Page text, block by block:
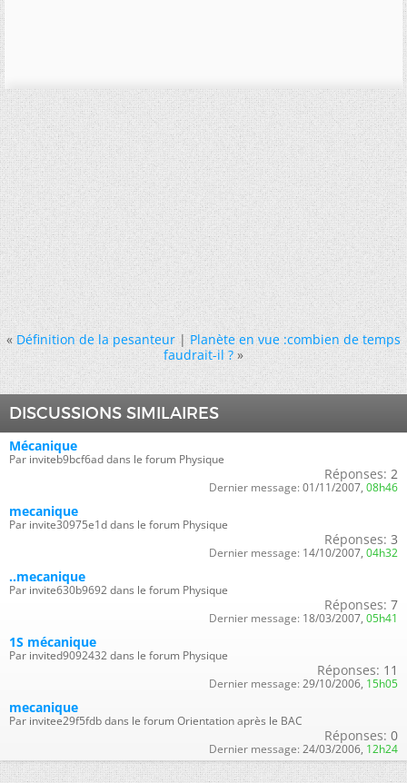
« Définition de la pesanteur|Planète en vue :combien de temps
faudrait-il ? »
DISCUSSIONS SIMILAIRES
Mécanique
Par inviteb9bcf6ad dans le forum Physique
Réponses: 2
Dernier message: 01/11/2007, 08h46
mecanique
Par invite30975e1d dans le forum Physique
Réponses: 3
Dernier message: 14/10/2007, 04h32
..mecanique
Par invite630b9692 dans le forum Physique
Réponses: 7
Dernier message: 18/03/2007, 05h41
1S mécanique
Par invited9092432 dans le forum Physique
Réponses: 11
Dernier message: 29/10/2006, 15h05
mecanique
Par invitee29f5fdb dans le forum Orientation après le BAC
Réponses: 0
Dernier message: 24/03/2006, 12h24